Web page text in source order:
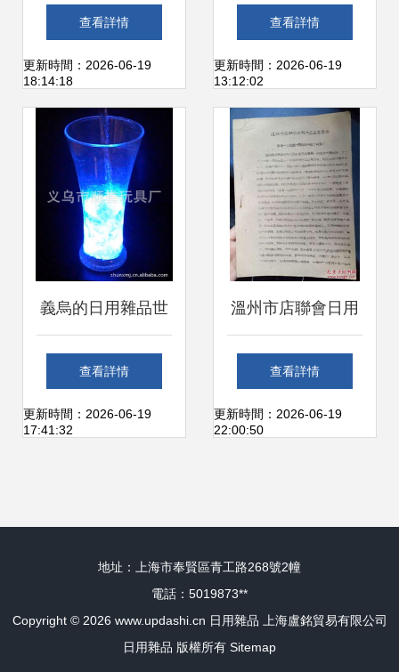
記憶里的日用雜品
新生力
查看詳情
更新時間：2026-06-19
18:14:18
品廠 以匠心塑造硅
膠日用品新典范
查看詳情
更新時間：2026-06-19
13:12:02
義烏的日用雜品世
界 象譽廠精選圖庫
背后的生活美學
查看詳情
更新時間：2026-06-19
17:41:32
溫州市店聯會日用
雜品委員會 日用雜
品行業的協同與創
查看詳情
更新時間：2026-06-19
22:00:50
地址：上海市奉賢區青工路268號2幢
電話：5019873**
Copyright © 2026 www.updashi.cn 日用雜品
上海盧銘貿易有限公司
日用雜品 版權所有 Sitemap